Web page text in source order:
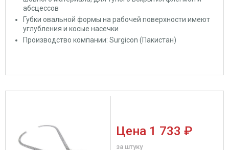
абсцессов
Губки овальной формы на рабочей поверхности имеют
углубления и косые насечки
Производство компании: Surgicon (Пакистан)
Цена 1 733 ₽
за штуку